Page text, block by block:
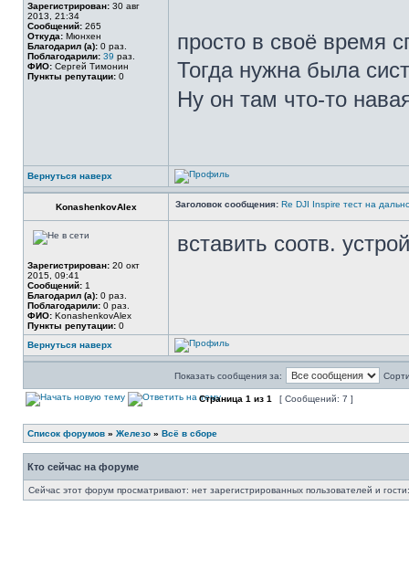
Зарегистрирован: 30 авг
2013, 21:34
Сообщений: 265
Откуда: Мюнхен
Благодарил (а): 0 раз.
Поблагодарили: 39 раз.
ФИО: Сергей Тимонин
Пункты репутации: 0
просто в своё время
Тогда нужна была
Ну он там что-то
Вернуться наверх
KonashenkovAlex Заголовок сообщения: Re DJI Inspire тест на
Зарегистрирован: 20 окт
2015, 09:41
Сообщений: 1
Благодарил (а): 0 раз.
Поблагодарили: 0 раз.
ФИО: KonashenkovAlex
Пункты репутации: 0
вставить соотв.
Вернуться наверх
Показать сообщения за:
Страница 1 из 1 [ Сообщений: 7 ]
Список форумов » Железо » Всё в сборе
Кто сейчас на форуме
Сейчас этот форум просматривают: нет зарегистрированных пользователей и